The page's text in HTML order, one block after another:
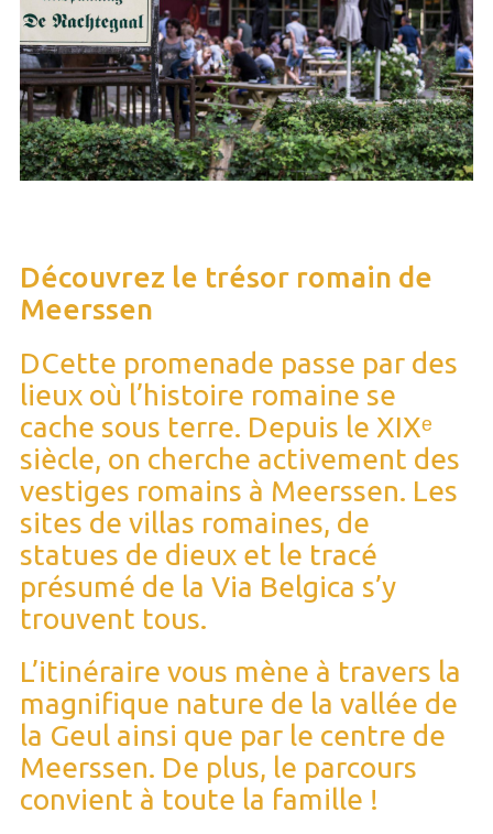
Découvrez le trésor romain de
Meerssen
DCette promenade passe par des
lieux où l’histoire romaine se
cache sous terre. Depuis le XIXᵉ
siècle, on cherche activement des
vestiges romains à Meerssen. Les
sites de villas romaines, de
statues de dieux et le tracé
présumé de la Via Belgica s’y
trouvent tous.
L’itinéraire vous mène à travers la
magnifique nature de la vallée de
la Geul ainsi que par le centre de
Meerssen. De plus, le parcours
convient à toute la famille !